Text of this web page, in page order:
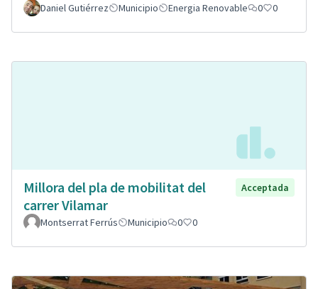
Daniel Gutiérrez Municipio Energia Renovable 0 0
Millora del pla de mobilitat del
carrer Vilamar
Acceptada
Montserrat Ferrús Municipio 0 0